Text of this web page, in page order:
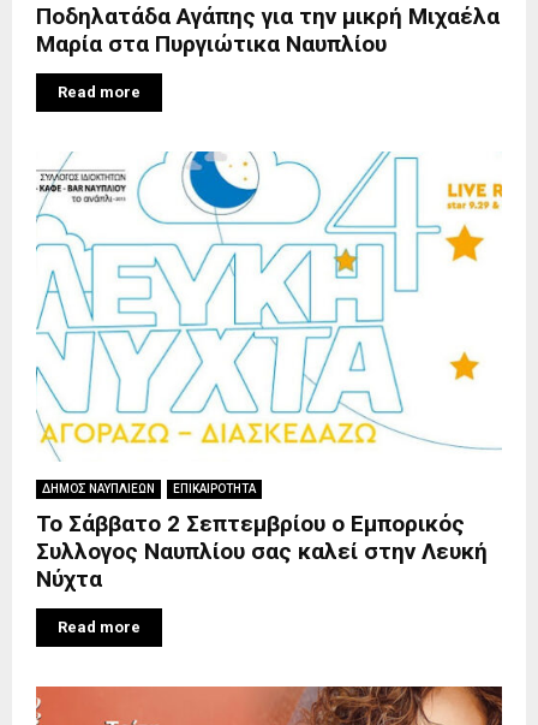
Ποδηλατάδα Αγάπης για την μικρή Μιχαέλα
Μαρία στα Πυργιώτικα Ναυπλίου
Read more
ΔΗΜΟΣ ΝΑΥΠΛΙΕΩΝ ΕΠΙΚΑΙΡΟΤΗΤΑ
Το Σάββατο 2 Σεπτεμβρίου ο Εμπορικός
Συλλογος Ναυπλίου σας καλεί στην Λευκή
Νύχτα
Read more